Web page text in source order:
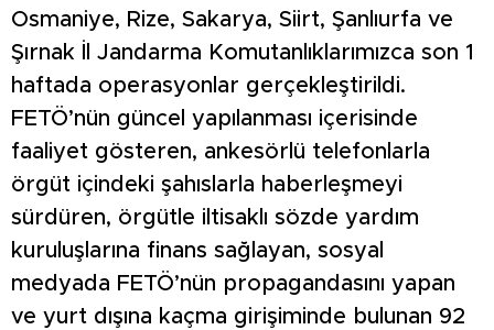
Osmaniye, Rize, Sakarya, Siirt, Şanlıurfa ve
Şırnak İl Jandarma Komutanlıklarımızca son 1
haftada operasyonlar gerçekleştirildi.
FETÖ’nün güncel yapılanması içerisinde
faaliyet gösteren, ankesörlü telefonlarla
örgüt içindeki şahıslarla haberleşmeyi
sürdüren, örgütle iltisaklı sözde yardım
kuruluşlarına finans sağlayan, sosyal
medyada FETÖ’nün propagandasını yapan
ve yurt dışına kaçma girişiminde bulunan 92